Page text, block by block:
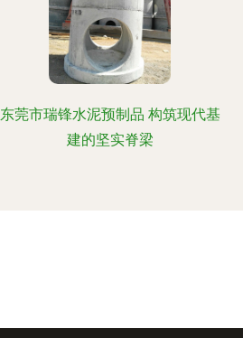
东莞市瑞锋水泥预制品 构筑现代基
建的坚实脊梁